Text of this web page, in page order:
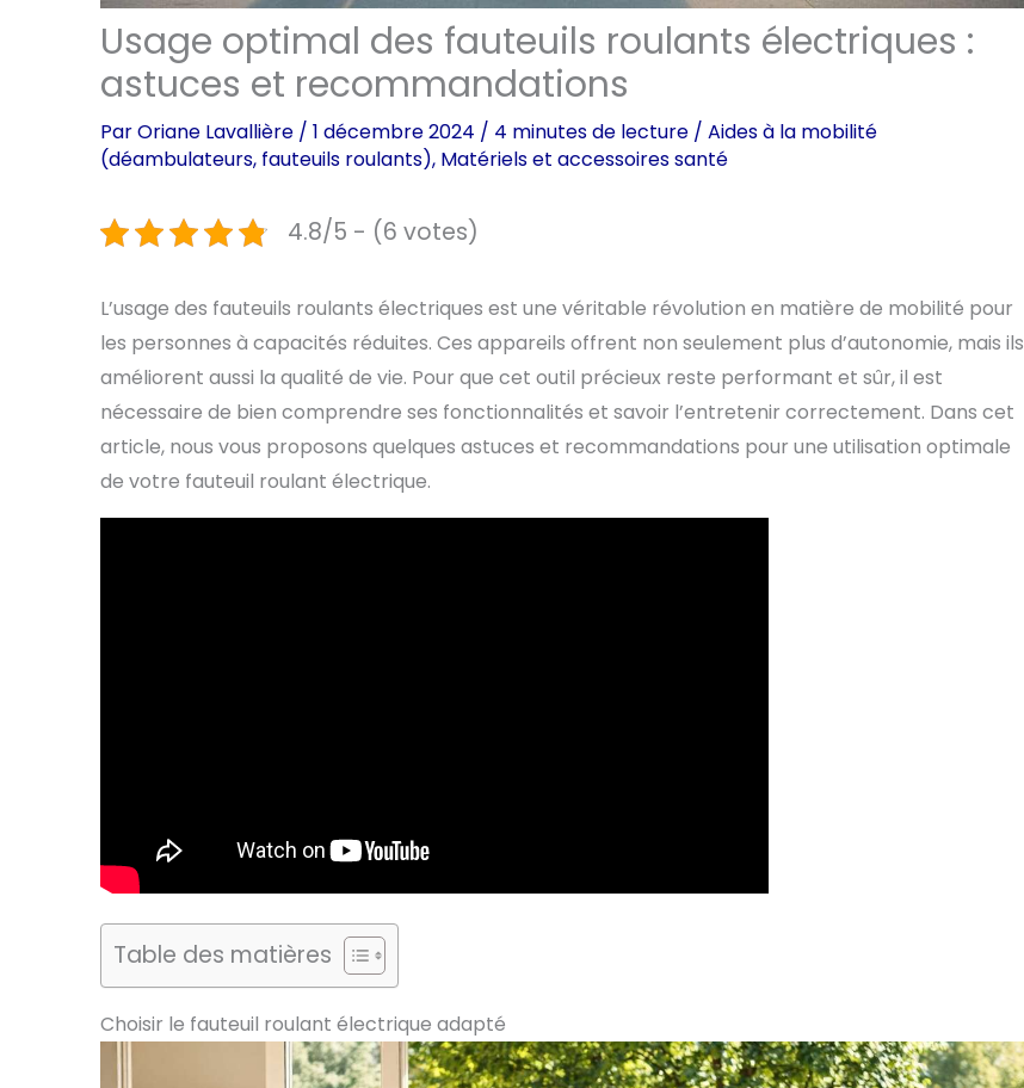
Usage optimal des fauteuils roulants électriques :
astuces et recommandations
ParOriane Lavallière / 1 décembre 2024 / 4 minutes de lecture / Aides à la mobilité
(déambulateurs, fauteuils roulants), Matériels et accessoires santé
4.8/5 - (6 votes)
L’usage des fauteuils roulants électriques est une véritable révolution en matière de mobilité pour
les personnes à capacités réduites. Ces appareils offrent non seulement plus d’autonomie, mais ils
améliorent aussi la qualité de vie. Pour que cet outil précieux reste performant et sûr, il est
nécessaire de bien comprendre ses fonctionnalités et savoir l’entretenir correctement. Dans cet
article, nous vous proposons quelques astuces et recommandations pour une utilisation optimale
de votre fauteuil roulant électrique.
Table des matières
Choisir le fauteuil roulant électrique adapté